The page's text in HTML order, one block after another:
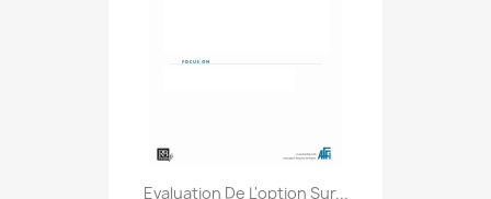
Evaluation De L'option Sur...